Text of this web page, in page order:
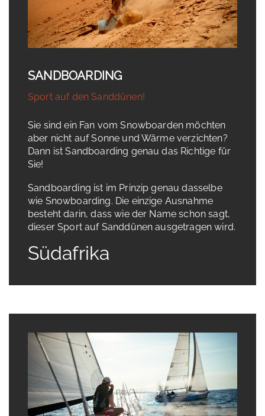
SANDBOARDING
Sport auf den Sanddünen!
Sie sind ein Fan vom Snowboarden möchten
aber nicht auf Sonne und Wärme verzichten?
Dann ist Sandboarding genau das Richtige für
Sie!
Sandboarding ist im Prinzip genau dasselbe
wie Snowboarding. Die einzige Ausnahme
besteht darin, dass wie der Name schon sagt,
dieser Sport auf Sanddünen ausgetragen wird.
Südafrika